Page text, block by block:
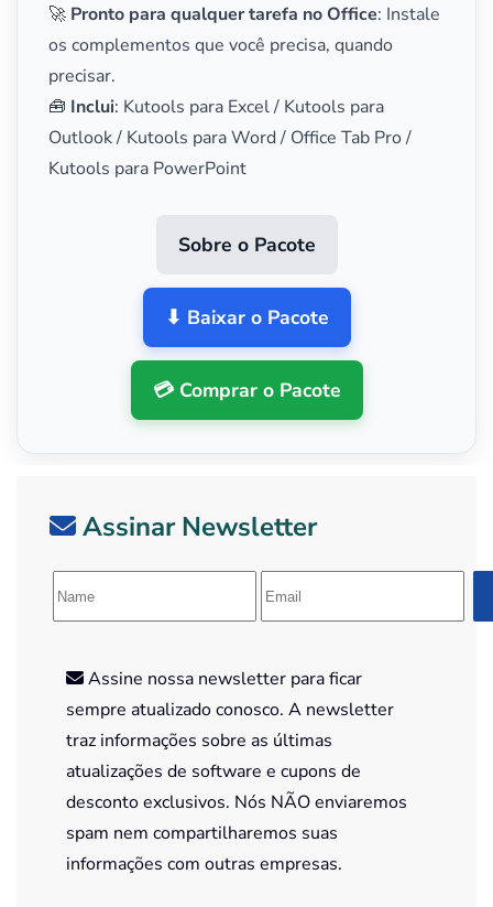
🚀 Pronto para qualquer tarefa no Office: Instale
os complementos que você precisa, quando
precisar.
🧰 Inclui: Kutools para Excel / Kutools para
Outlook / Kutools para Word / Office Tab Pro /
Kutools para PowerPoint
Sobre o Pacote
⬇ Baixar o Pacote
💳 Comprar o Pacote
Assinar Newsletter
Assine nossa newsletter para ficar
sempre atualizado conosco. A newsletter
traz informações sobre as últimas
atualizações de software e cupons de
desconto exclusivos. Nós NÃO enviaremos
spam nem compartilharemos suas
informações com outras empresas.